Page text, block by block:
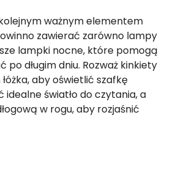
ważnym elementem
zawierać zarówno lampy
lampki nocne, które pomogą
po długim dniu. Rozważ kinkiety
aby oświetlić szafkę
idealne światło do czytania, a
w rogu, aby rozjaśnić